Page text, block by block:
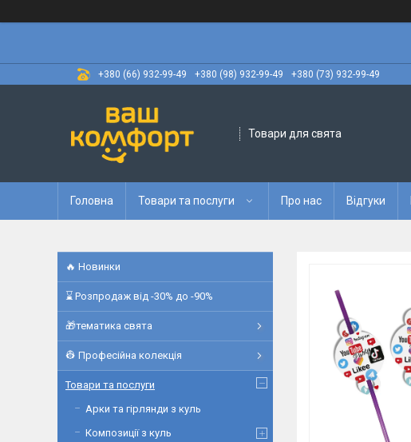
+380 (66) 932-99-49 +380 (98) 932-99-49 +380 (73) 932-99-49
Товари для свята
Головна Товари та послуги Про нас Відгуки
🔥 Новинки
⌛ Розпродаж від -30% до -90%
🎁тематика свята
👷 Професійна колекція
Товари та послуги
Арки та гірлянди з куль
Композиції з куль